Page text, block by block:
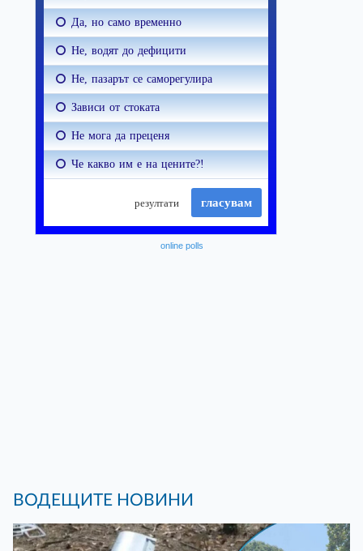
online polls
ВОДЕЩИТЕ НОВИНИ